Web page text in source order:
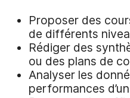
Proposer des
de différents
Rédiger des
ou des plans de
Analyser les
performances